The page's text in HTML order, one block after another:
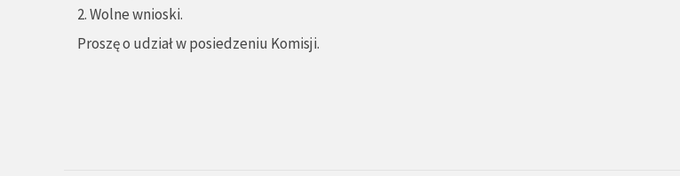
2. Wolne wnioski.
Proszę o udział w posiedzeniu Komisji.